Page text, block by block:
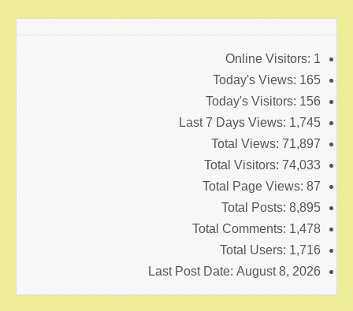
Online Visitors: 1
Today's Views: 165
Today's Visitors: 156
Last 7 Days Views: 1,745
Total Views: 71,897
Total Visitors: 74,033
Total Page Views: 87
Total Posts: 8,895
Total Comments: 1,478
Total Users: 1,716
Last Post Date: August 8, 2026